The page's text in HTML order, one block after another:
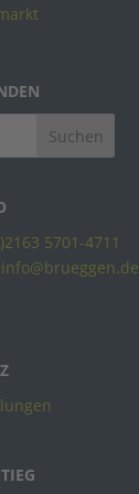
5701-4711